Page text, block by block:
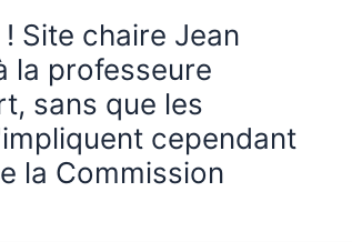
Site chaire Jean
la professeure
sans que les
cependant
la Commission